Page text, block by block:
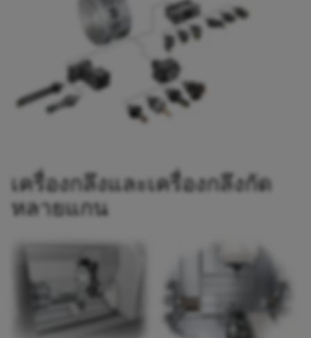
เครื่องกลึงและเครื่องกลึงกัด
หลายแกน